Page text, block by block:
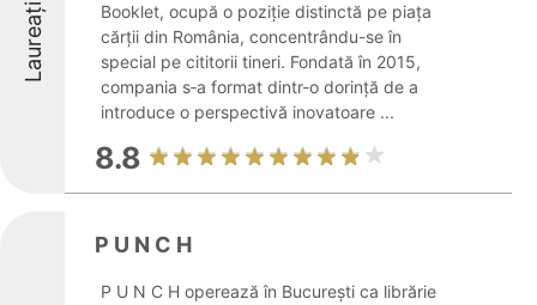
Laureați
Booklet, ocupă o poziție distinctă pe piața
cărții din România, concentrându-se în
special pe cititorii tineri. Fondată în 2015,
compania s‑a format dintr-o dorință de a
introduce o perspectivă inovatoare ...
8.8
P U N C H
P U N C H operează în București ca librărie